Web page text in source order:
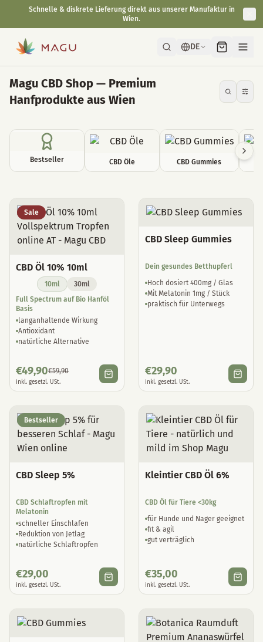
DE
Magu CBD Shop — Premium
Hanfprodukte aus Wien
Bestseller CBD Öle CBD Gummies
Alle Produkte
Sale
CBD Öl 10% 10ml
10ml
30ml
Full Spectrum auf Bio Hanföl
Basis
langanhaltende Wirkung
Antioxidant
natürliche Alternative
€49,90€59,90
inkl. gesetzl. USt.
CBD Sleep Gummies
Dein gesundes Betthupferl
Hoch dosiert 400mg / Glas
Mit Melatonin 1mg / Stück
praktisch für Unterwegs
€29,90
inkl. gesetzl. USt.
Bestseller
CBD Sleep 5%
CBD Schlaftropfen mit
Melatonin
schneller Einschlafen
Reduktion von Jetlag
natürliche Schlaftropfen
€29,00
inkl. gesetzl. USt.
Kleintier CBD Öl 6%
CBD Öl für Tiere <30kg
für Hunde und Nager geeignet
fit & agil
gut verträglich
€35,00
inkl. gesetzl. USt.
Schnelle & diskrete Lieferung direkt aus unserer Manufaktur in
Wien.